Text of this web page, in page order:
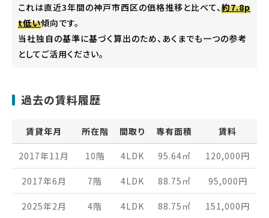
これは直近3年間の神戸市西区の価格推移と比べて、約7.8p
t低い傾向です。
当社独自の基準に基づく算出のため、あくまでも一つの参考
としてご活用ください。
過去の賃料履歴
賃貸年月 所在階 間取り 専有面積 賃料
2017年11月 10階 4LDK 95.64㎡ 120,000円
2017年6月 7階 4LDK 88.75 ㎡ 95,000円
2025年2月 4階 4LDK 88.75 ㎡ 151,000円